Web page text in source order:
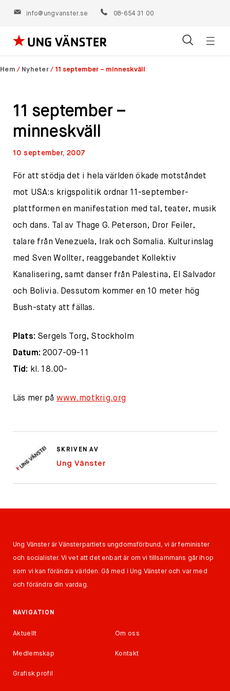
info@ungvanster.se 08-654 31 00
Hoppa
till
Hem / Nyheter / 11 september – minneskväll
11 september –
minneskväll
10 september, 2007
För att stödja det i hela världen ökade motståndet
mot USA:s krigspolitik ordnar 11-september-
plattformen en manifestation med tal, teater, musik
och dans. Tal av Thage G. Peterson, Dror Feiler,
talare från Venezuela, Irak och Somalia. Kulturinslag
med Sven Wollter, reaggebandet Kollektiv
Kanalisering, samt danser från Palestina, El Salvador
och Bolivia. Dessutom kommer en 10 meter hög
Bush-staty att fällas.
Plats: Sergels Torg, Stockholm
Datum: 2007-09-11
Tid: kl. 18.00-
Läs mer på www.motkrig.org
SKRIVEN AV
Ung Vänster
Ung Vänster är Vänsterpartiets ungdomsförbund, vi är feminister
och socialister. Vi vet att det enbart är om vi tillsammans går ihop
som vi kan förändra världen. Gå med i Ung Vänster och var med
och förändra din vardag.
NAVIGATION
Aktuellt Om oss
Medlemskap Kontakt
Grafisk profil